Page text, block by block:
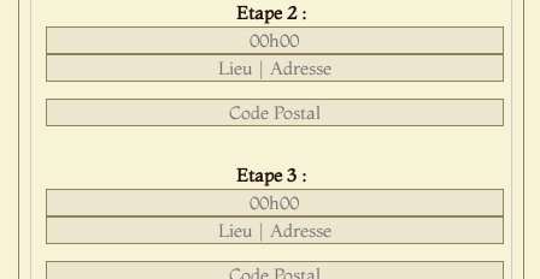
Etape 2 :
Etape 3 :